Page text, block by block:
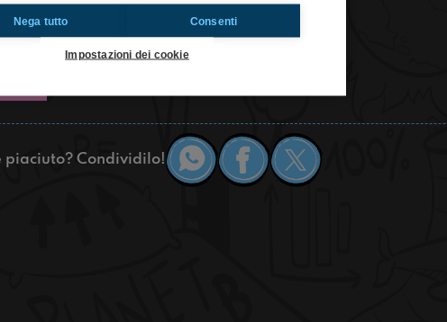
www.radioimmaginaria.it
piaciuto? Condividilo!
Nega tutto Consenti
Impostazioni dei cookie